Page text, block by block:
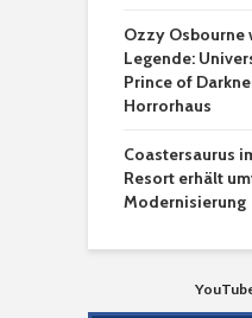
Ozzy Osbourne
Legende:
Prince of
Horrorhaus
Coastersaurus
Resort erhält
Modernisierung